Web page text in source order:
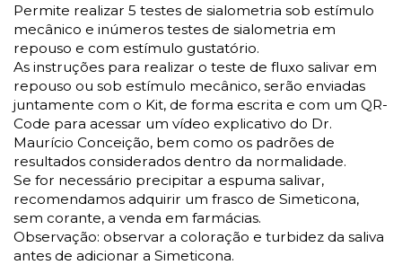
Permite realizar 5 testes de sialometria sob estímulo
mecânico e inúmeros testes de sialometria em
repouso e com estímulo gustatório.
As instruções para realizar o teste de fluxo salivar em
repouso ou sob estímulo mecânico, serão enviadas
juntamente com o Kit, de forma escrita e com um QR-
Code para acessar um vídeo explicativo do Dr.
Maurício Conceição, bem como os padrões de
resultados considerados dentro da normalidade.
Se for necessário precipitar a espuma salivar,
recomendamos adquirir um frasco de Simeticona,
sem corante, a venda em farmácias.
Observação: observar a coloração e turbidez da saliva
antes de adicionar a Simeticona.